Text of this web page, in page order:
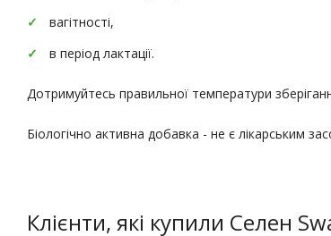
вагітності,
в період лактації.
Дотримуйтесь правильної температури
Біологічно активна добавка - не є лікарським
Клієнти, які купили Селен